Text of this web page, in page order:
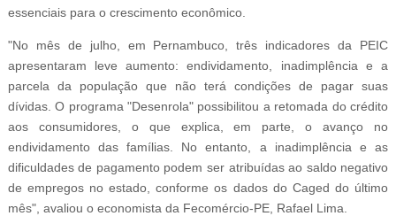
essenciais para o crescimento econômico.
"No mês de julho, em Pernambuco, três indicadores da PEIC
apresentaram leve aumento: endividamento, inadimplência e a
parcela da população que não terá condições de pagar suas
dívidas. O programa "Desenrola" possibilitou a retomada do crédito
aos consumidores, o que explica, em parte, o avanço no
endividamento das famílias. No entanto, a inadimplência e as
dificuldades de pagamento podem ser atribuídas ao saldo negativo
de empregos no estado, conforme os dados do Caged do último
mês", avaliou o economista da Fecomércio-PE, Rafael Lima.